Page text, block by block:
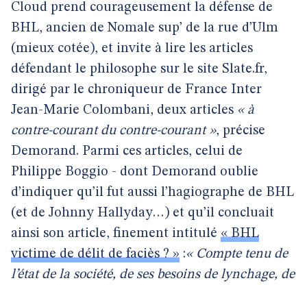
Cloud prend courageusement la défense de
BHL, ancien de Nomale sup’ de la rue d’Ulm
(mieux cotée), et invite à lire les articles
défendant le philosophe sur le site Slate.fr,
dirigé par le chroniqueur de France Inter
Jean-Marie Colombani, deux articles « à
contre-courant du contre-courant », précise
Demorand. Parmi ces articles, celui de
Philippe Boggio - dont Demorand oublie
d’indiquer qu’il fut aussi l’hagiographe de BHL
(et de Johnny Hallyday…) et qu’il concluait
ainsi son article, finement intitulé « BHL
victime de délit de faciès ? » :« Compte tenu de
l’état de la société, de ses besoins de lynchage, de